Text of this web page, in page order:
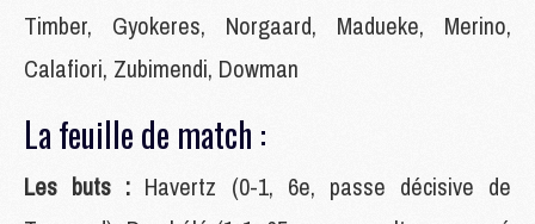
Timber, Gyokeres, Norgaard, Madueke, Merino,
Calafiori, Zubimendi, Dowman
La feuille de match :
Les buts : Havertz (0-1, 6e, passe décisive de